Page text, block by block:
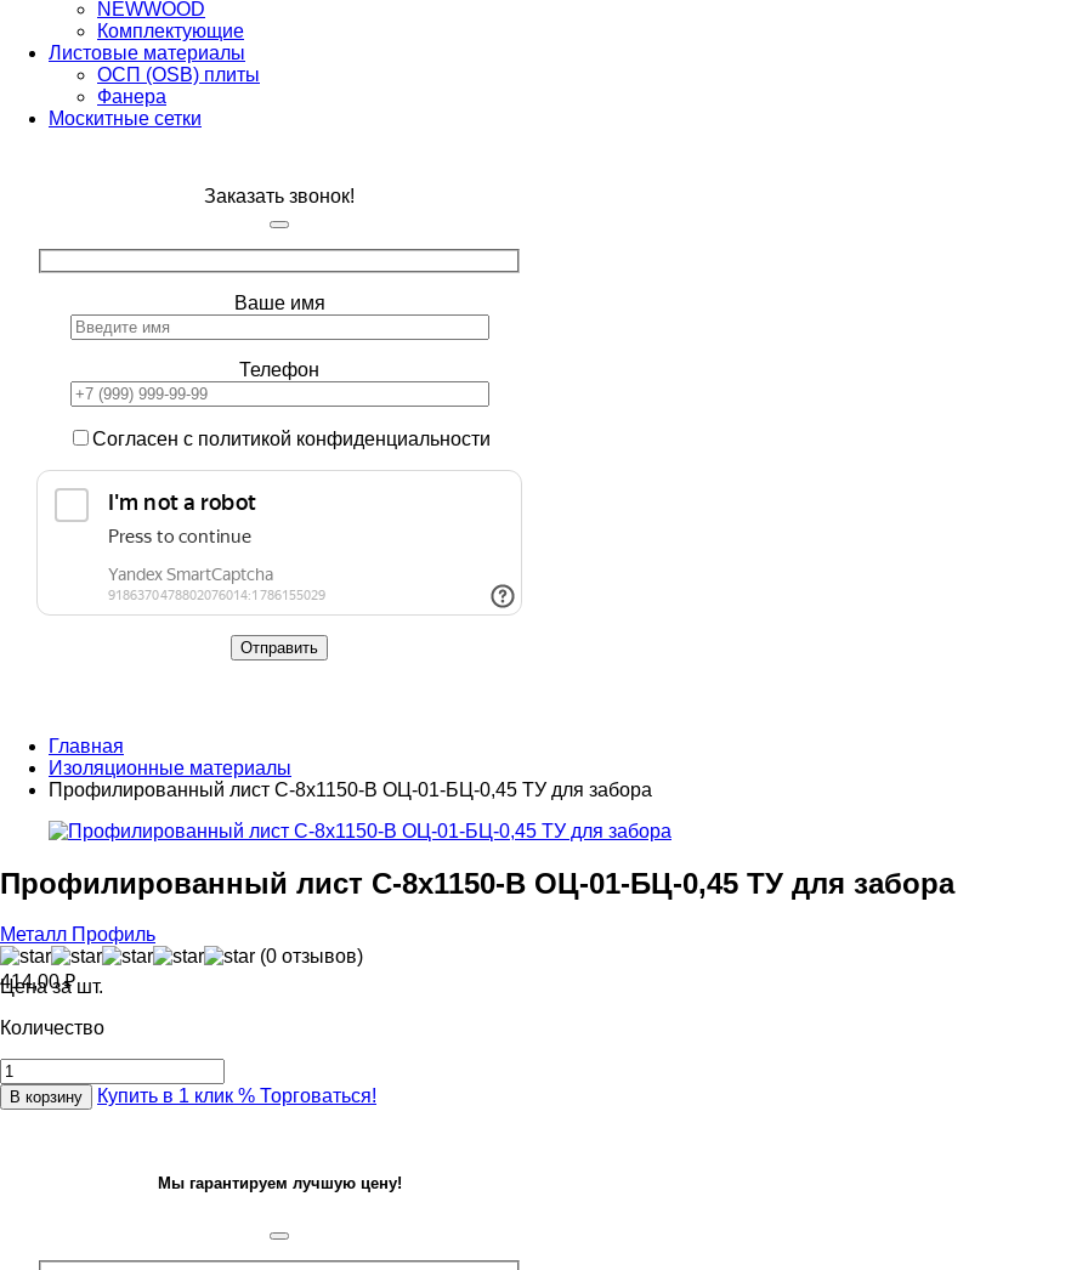
NEWWOOD
Комплектующие
Листовые материалы
ОСП (OSB) плиты
Фанера
Москитные сетки
Заказать звонок!
Ваше имя
Телефон
Согласен с политикой конфиденциальности
Главная
Изоляционные материалы
Профилированный лист С-8х1150-B ОЦ-01-БЦ-0,45 ТУ для забора
Профилированный лист С-8х1150-B ОЦ-01-БЦ-0,45 ТУ для забора
Металл Профиль
(0 отзывов)
414,00₽
Цена за шт.
Количество
В корзину Купить в 1 клик % Торговаться!
Мы гарантируем лучшую цену!